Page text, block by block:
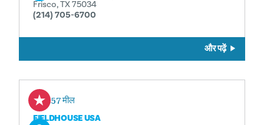
Frisco, TX 75034
(214) 705-6700
और पढ़ें
0.57 मील
FIELDHOUSE USA